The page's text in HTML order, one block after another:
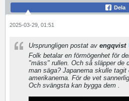
Dela
2025-03-29, 01:51
Ursprungligen postat av engqvist
Folk betalar en förmögenhet för
"mäss" rullen. Och så släpper de
man säga? Japanerna skulle
amerikanerna. För de vet
Och svängsta kan bygga dem .